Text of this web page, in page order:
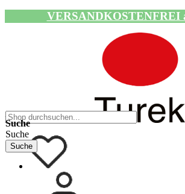
VERSANDKOSTENFREI
Navigation umschalten
Suche
Suche
Suche